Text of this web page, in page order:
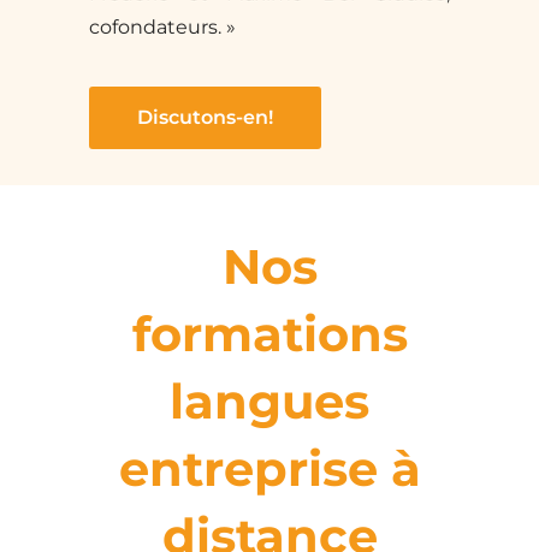
cofondateurs. »
Discutons-en!
Nos
formations
langues
entreprise à
distance